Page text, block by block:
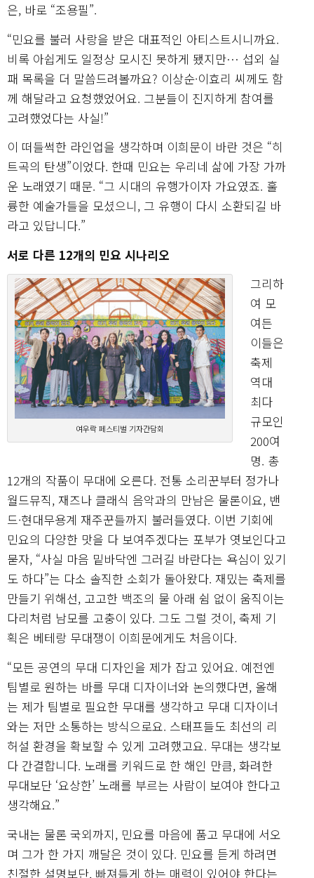
은, 바로 “조용필”.
“민요를 불러 사랑을 받은 대표적인 아티스트시니까요.
비록 아쉽게도 일정상 모시진 못하게 됐지만… 섭외 실
패 목록을 더 말씀드려볼까요? 이상순·이효리 씨께도 함
께 해달라고 요청했었어요. 그분들이 진지하게 참여를
고려했었다는 사실!”
이 떠들썩한 라인업을 생각하며 이희문이 바란 것은 “히
트곡의 탄생”이었다. 한때 민요는 우리네 삶에 가장 가까
운 노래였기 때문. “그 시대의 유행가이자 가요였죠. 훌
륭한 예술가들을 모셨으니, 그 유행이 다시 소환되길 바
라고 있답니다.”
서로 다른 12개의 민요 시나리오
여우락 페스티벌 기자간담회
그리하
여 모
여든
이들은
축제
역대
최다
규모인
200여
명. 총
12개의 작품이 무대에 오른다. 전통 소리꾼부터 정가나
월드뮤직, 재즈나 클래식 음악과의 만남은 물론이요, 밴
드·현대무용계 재주꾼들까지 불러들였다. 이번 기회에
민요의 다양한 맛을 다 보여주겠다는 포부가 엿보인다고
묻자, “사실 마음 밑바닥엔 그러길 바란다는 욕심이 있기
도 하다”는 다소 솔직한 소회가 돌아왔다. 재밌는 축제를
만들기 위해선, 고고한 백조의 물 아래 쉼 없이 움직이는
다리처럼 남모를 고충이 있다. 그도 그럴 것이, 축제 기
획은 베테랑 무대쟁이 이희문에게도 처음이다.
“모든 공연의 무대 디자인을 제가 잡고 있어요. 예전엔
팀별로 원하는 바를 무대 디자이너와 논의했다면, 올해
는 제가 팀별로 필요한 무대를 생각하고 무대 디자이너
와는 저만 소통하는 방식으로요. 스태프들도 최선의 리
허설 환경을 확보할 수 있게 고려했고요. 무대는 생각보
다 간결합니다. 노래를 키워드로 한 해인 만큼, 화려한
무대보단 ‘요상한’ 노래를 부르는 사람이 보여야 한다고
생각해요.”
국내는 물론 국외까지, 민요를 마음에 품고 무대에 서오
며 그가 한 가지 깨달은 것이 있다. 민요를 듣게 하려면
친절한 설명보단, 빠져들게 하는 매력이 있어야 한다는